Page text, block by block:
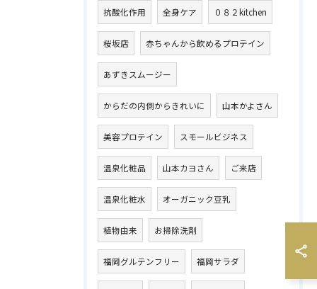
抗酸化作用 全身ケア ０８２kitchen
桜坂店 赤ちゃんから飲めるプロテイン
あずきスムージー
からだの内側からきれいに 山本かよさん
美容プロテイン スモールビジネス
温泉化粧品 山本カヨさん ご来店
温泉化粧水 オーガニック豆乳
植物由来 お掃除洗剤
福岡グルテンフリー 福岡サラダ